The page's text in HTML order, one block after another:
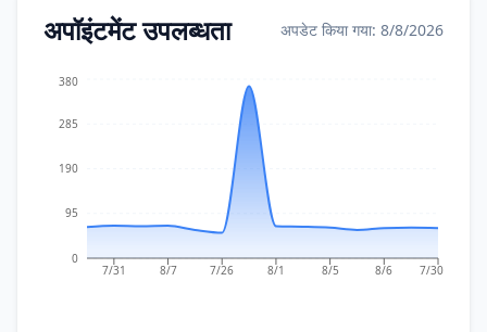
अपॉइंटमेंट उपलब्धता अपडेट किया गया: 8/8/2026
7/31 8/7 7/26 8/1 8/5 8/6 7/30
0
95
190
285
380